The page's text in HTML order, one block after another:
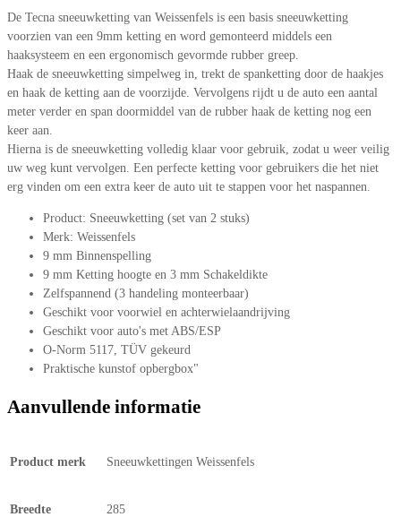
De Tecna sneeuwketting van Weissenfels is een basis sneeuwketting
voorzien van een 9mm ketting en word gemonteerd middels een
haaksysteem en een ergonomisch gevormde rubber greep.
Haak de sneeuwketting simpelweg in, trekt de spanketting door de haakjes
en haak de ketting aan de voorzijde. Vervolgens rijdt u de auto een aantal
meter verder en span doormiddel van de rubber haak de ketting nog een
keer aan.
Hierna is de sneeuwketting volledig klaar voor gebruik, zodat u weer veilig
uw weg kunt vervolgen. Een perfecte ketting voor gebruikers die het niet
erg vinden om een extra keer de auto uit te stappen voor het naspannen.
Product: Sneeuwketting (set van 2 stuks)
Merk: Weissenfels
9 mm Binnenspelling
9 mm Ketting hoogte en 3 mm Schakeldikte
Zelfspannend (3 handeling monteerbaar)
Geschikt voor voorwiel en achterwielaandrijving
Geschikt voor auto's met ABS/ESP
O-Norm 5117, TÜV gekeurd
Praktische kunstof opbergbox"
Aanvullende informatie
Product merk Sneeuwkettingen Weissenfels
Breedte 285